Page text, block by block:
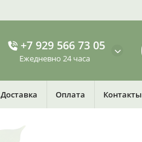
+7 929 566 73 05
Ежедневно 24 часа
Доставка Оплата Контакты